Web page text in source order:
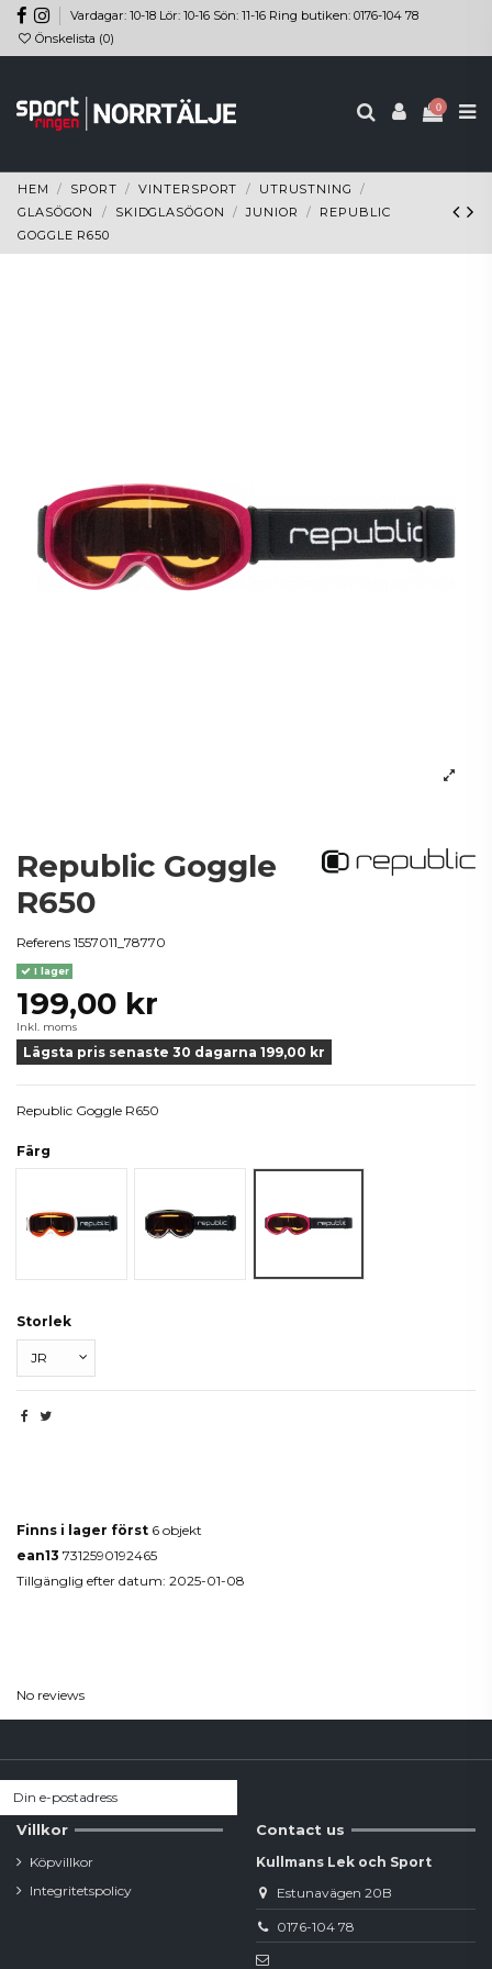
Vardagar: 10-18 Lör: 10-16 Sön: 11-16 Ring butiken: 0176-104 78
Önskelista (0)
0
HEM SPORT VINTERSPORT
UTRUSTNING
GLASÖGON
SKIDGLASÖGON JUNIOR
REPUBLIC
GOGGLE R650
Republic Goggle
R650
Referens 1557011_78770
I lager
199,00 kr
Inkl. moms
Lägsta pris senaste 30 dagarna 199,00 kr
Republic Goggle R650
Färg
Storlek
Finns i lager först 6 objekt
ean13 7312590192465
Tillgänglig efter datum: 2025-01-08
No reviews
Villkor
Köpvillkor
Integritetspolicy
Contact us
Kullmans Lek och Sport
Estunavägen 20B
0176-104 78